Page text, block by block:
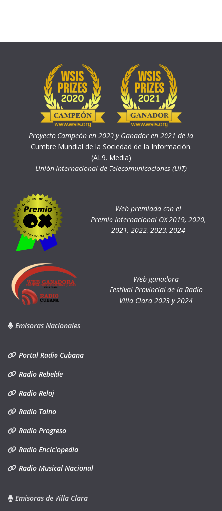
Proyecto Campeón en 2020 y Ganador en 2021 de la
Cumbre Mundial de la Sociedad de la Información.
(AL9. Media)
Unión Internacional de Telecomunicaciones (UIT)
Web premiada con el
Premio Internacional OX 2019, 2020,
2021, 2022, 2023, 2024
Web ganadora
Festival Provincial de la Radio
Villa Clara 2023 y 2024
Emisoras Nacionales
Portal Radio Cubana
Radio Rebelde
Radio Reloj
Radio Taíno
Radio Progreso
Radio Enciclopedia
Radio Musical Nacional
Emisoras de Villa Clara